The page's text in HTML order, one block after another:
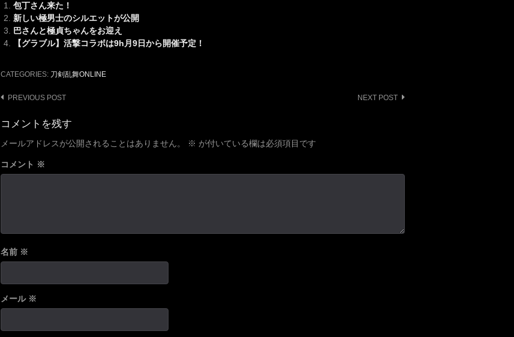
包丁さん来た！
新しい極男士のシルエットが公開
巴さんと極貞ちゃんをお迎え
【グラブル】活撃コラボは9h月9日から開催予定！
CATEGORIES: 刀剣乱舞ONLINE
Post
navigation
PREVIOUS POST NEXT POST
コメントを残す
メールアドレスが公開されることはありません。 ※ が付いている欄は必須項目です
コメント ※
名前 ※
メール ※